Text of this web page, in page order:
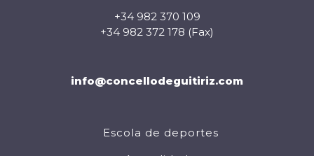
+34 982 370 109
+34 982 372 178 (Fax)
info@concellodeguitiriz.com
Escola de deportes